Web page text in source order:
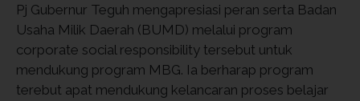
Pj Gubernur Teguh mengapresiasi peran serta Badan
Usaha Milik Daerah (BUMD) melalui program
corporate social responsibility tersebut untuk
mendukung program MBG. Ia berharap program
terebut apat mendukung kelancaran proses belajar